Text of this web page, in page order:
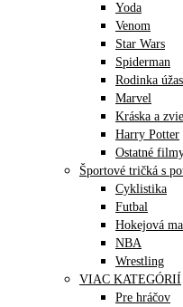
Yoda
Venom
Star Wars
Spiderman
Rodinka
Marvel
Kráska a
Harry Potter
Ostatné
Športové tričká s
Cyklistika
Futbal
Hokejová
NBA
Wrestling
VIAC KATEGÓRIÍ
Pre hráčov